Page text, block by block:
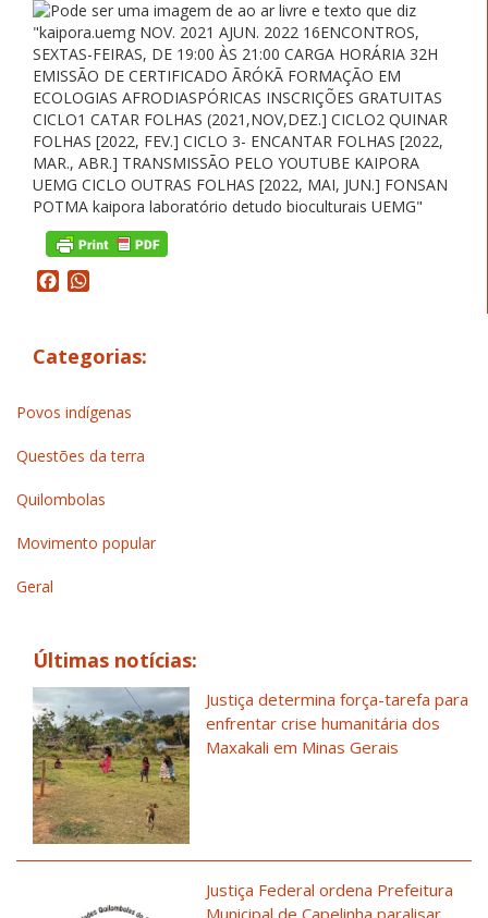
Facebook
Categorias:
Povos indígenas
Questões da terra
Quilombolas
Movimento popular
Geral
Últimas notícias:
Justiça determina força-tarefa para
enfrentar crise humanitária dos
Maxakali em Minas Gerais
Justiça Federal ordena Prefeitura